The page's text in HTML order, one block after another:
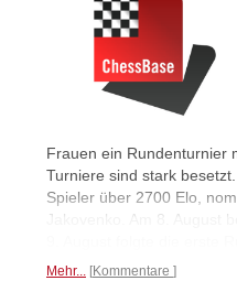
Frauen ein Rundenturnier
Turniere sind stark
Spieler über 2700 Elo,
Jakovenko. Am 8. August
Mehr... Kommentare